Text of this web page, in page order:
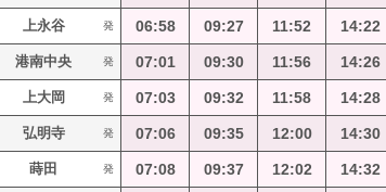
上永谷 発 06:58 09:27 11:52 14:22
港南中央 発 07:01 09:30 11:56 14:26
上大岡 発 07:03 09:32 11:58 14:28
弘明寺 発 07:06 09:35 12:00 14:30
蒔田 発 07:08 09:37 12:02 14:32